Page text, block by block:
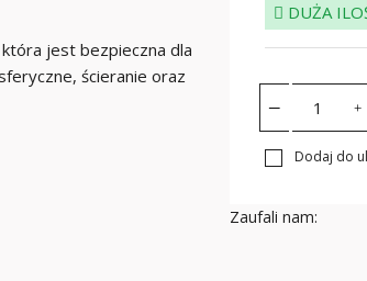
jest bezpieczna dla
ścieranie oraz
DUŻA
Dodaj do
Zaufali nam: